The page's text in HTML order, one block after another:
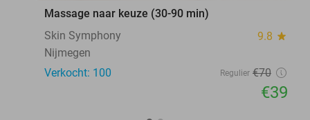
Massage naar keuze (30-90 min)
Skin Symphony
9.8 star
Nijmegen
Verkocht: 100
Regulier €70
€39